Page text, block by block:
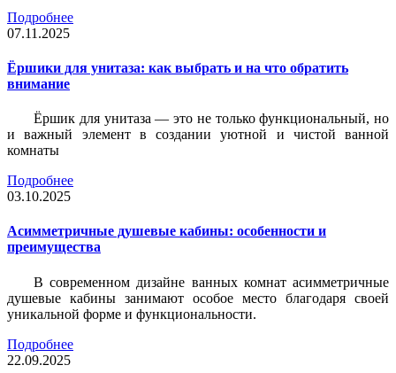
Подробнее
07.11.2025
Ёршики для унитаза: как выбрать и на что обратить
внимание
Ёршик для унитаза — это не только функциональный, но
и важный элемент в создании уютной и чистой ванной
комнаты
Подробнее
03.10.2025
Асимметричные душевые кабины: особенности и
преимущества
В современном дизайне ванных комнат асимметричные
душевые кабины занимают особое место благодаря своей
уникальной форме и функциональности.
Подробнее
22.09.2025